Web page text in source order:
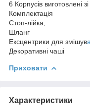
6 Корпусів виготовлені
Комплектація
Стоп-лійка,
Шланг
Ексцентрики для змішув
Декоративні чаші
Приховати
Характеристики